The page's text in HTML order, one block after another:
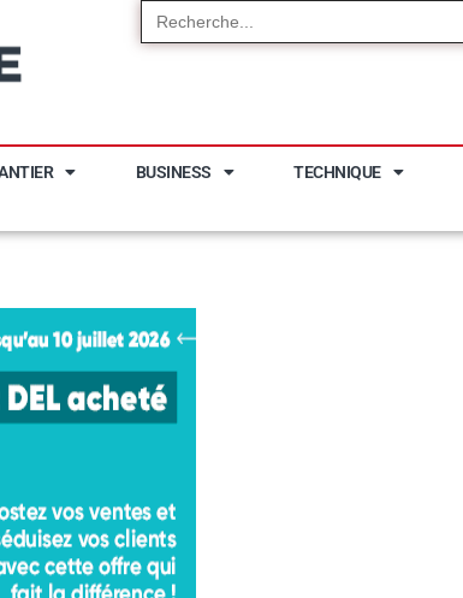
Search
for:
BUSINESS TECHNIQUE